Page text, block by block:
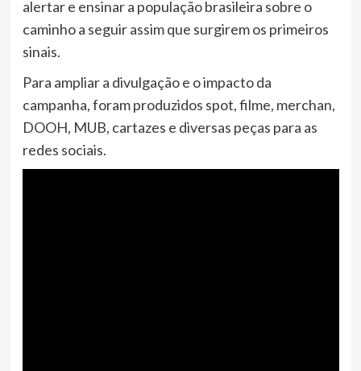
alertar e ensinar a população brasileira sobre o
caminho a seguir assim que surgirem os primeiros
sinais.
Para ampliar a divulgação e o impacto da
campanha, foram produzidos spot, filme, merchan,
DOOH, MUB, cartazes e diversas peças para as
redes sociais.